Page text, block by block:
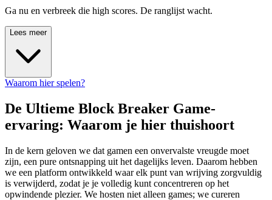
Ga nu en verbreek die high scores. De ranglijst wacht.
Lees meer
Waarom hier spelen?
De Ultieme Block Breaker Game-
ervaring: Waarom je hier thuishoort
In de kern geloven we dat gamen een onvervalste vreugde moet
zijn, een pure ontsnapping uit het dagelijks leven. Daarom hebben
we een platform ontwikkeld waar elk punt van wrijving zorgvuldig
is verwijderd, zodat je je volledig kunt concentreren op het
opwindende plezier. We hosten niet alleen games; we cureren